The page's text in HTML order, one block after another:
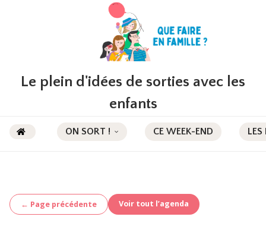
Le plein d'idées de sorties avec les
enfants
ON SORT ! CE WEEK-END LES
← Page précédente Voir tout l’agenda